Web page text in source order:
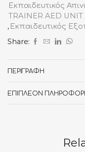
Εκπαιδευτικός
TRAINER AED UNIT
, Εκπαιδευτικός
Share:
ΠΕΡΙΓΡΑΦΉ
ΕΠΙΠΛΈΟΝ